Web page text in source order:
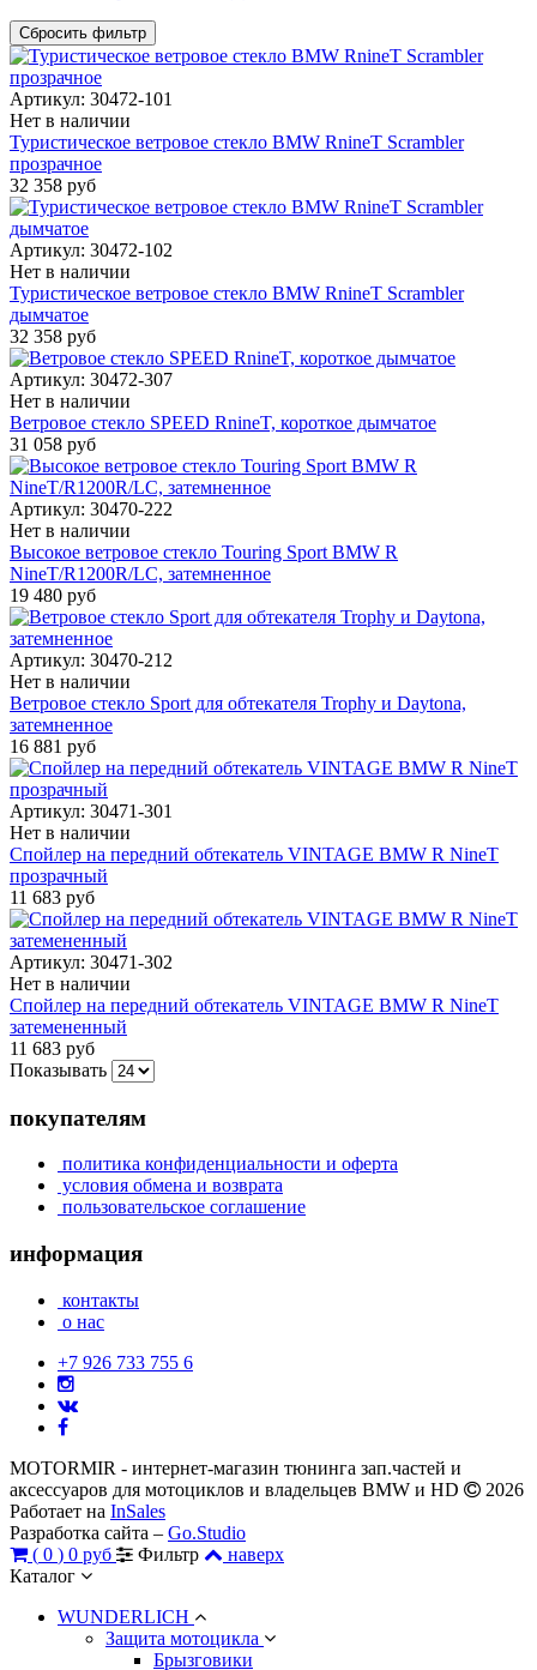
Сбросить фильтр
Артикул: 30472-101
Нет в наличии
Туристическое ветровое стекло BMW RnineT Scrambler
прозрачное
32 358 руб
Артикул: 30472-102
Нет в наличии
Туристическое ветровое стекло BMW RnineT Scrambler
дымчатое
32 358 руб
Артикул: 30472-307
Нет в наличии
Ветровое стекло SPEED RnineT, короткое дымчатое
31 058 руб
Артикул: 30470-222
Нет в наличии
Высокое ветровое стекло Touring Sport BMW R
NineT/R1200R/LC, затемненное
19 480 руб
Артикул: 30470-212
Нет в наличии
Ветровое стекло Sport для обтекателя Trophy и Daytona,
затемненное
16 881 руб
Артикул: 30471-301
Нет в наличии
Спойлер на передний обтекатель VINTAGE BMW R NineT
прозрачный
11 683 руб
Артикул: 30471-302
Нет в наличии
Спойлер на передний обтекатель VINTAGE BMW R NineT
затемененный
11 683 руб
Показывать
покупателям
политика конфиденциальности и оферта
условия обмена и возврата
пользовательское соглашение
информация
контакты
о нас
+7 926 733 755 6
MOTORMIR - интернет-магазин тюнинга зап.частей и
аксессуаров для мотоциклов и владельцев BMW и HD
2026
Работает на InSales
Разработка сайта – Go.Studio
( 0 ) 0 руб Фильтр
наверх
Каталог
WUNDERLICH
Защита мотоцикла
Брызговики